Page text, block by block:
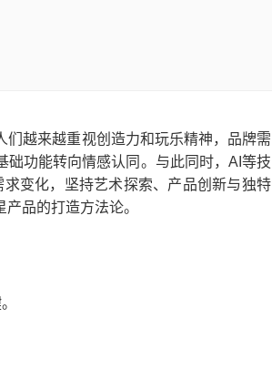
越来越重视创造力和玩乐精神，品牌需
功能转向情感认同。与此同时，AI等技
变化，坚持艺术探索、产品创新与独特
品的打造方法论。